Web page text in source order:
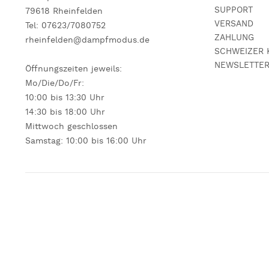
79618 Rheinfelden
Tel: 07623/7080752
rheinfelden@dampfmodus.de
Öffnungszeiten jeweils:
Mo/Die/Do/Fr:
10:00 bis 13:30 Uhr
14:30 bis 18:00 Uhr
Mittwoch geschlossen
Samstag: 10:00 bis 16:00 Uhr
SUPPORT
VERSAND
ZAHLUNG
SCHWEIZER
NEWSLETTER